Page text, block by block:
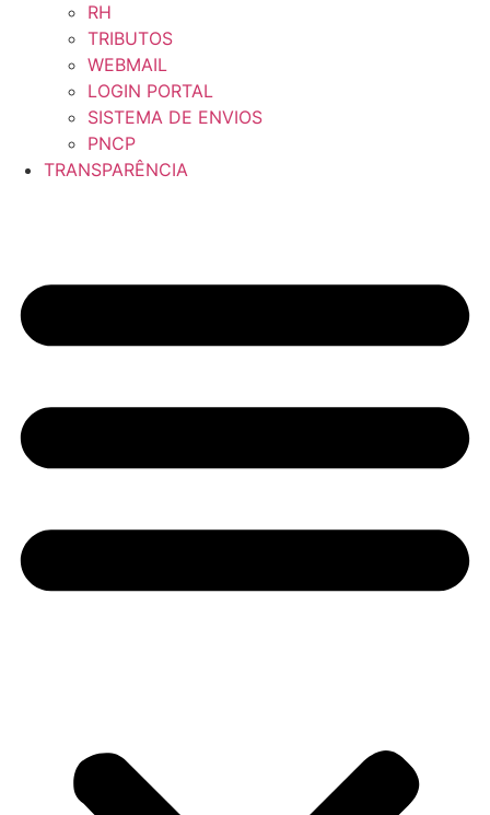
RH
TRIBUTOS
WEBMAIL
LOGIN PORTAL
SISTEMA DE ENVIOS
PNCP
TRANSPARÊNCIA